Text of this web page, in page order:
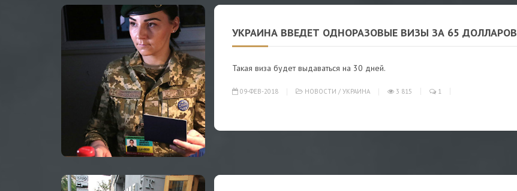
УКРАИНА ВВЕДЕТ ОДНОРАЗОВЫЕ ВИЗЫ ЗА 65 ДОЛЛАРОВ
Такая виза будет выдаваться на 30 дней.
09-ФЕВ-2018 НОВОСТИ / УКРАИНА 3 815 1